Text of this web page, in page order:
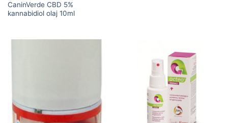
CaninVerde CBD 5%
kannabidiol olaj 10ml